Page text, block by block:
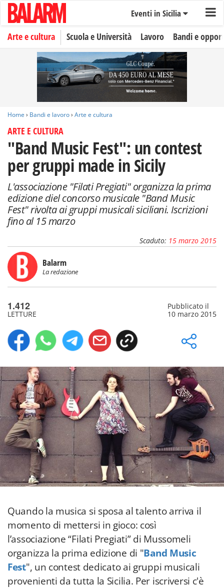
Eventi in Sicilia
Arte e cultura Scuola e Università Lavoro Bandi e
Home › Bandi e lavoro› Arte e cultura
ARTE E CULTURA
"Band Music Fest": un contest
per gruppi made in Sicily
L'associazione "Filati Pregiati" organizza la prima
edizione diel concorso musicale "Band Music
Fest" rivolta ai gruppi musicali siciliani. Iscrizioni
fino al 15 marzo
Scaduto: 15 marzo 2015
Balarm
La redazione
1.412
LETTURE
Pubblicato il
10 marzo 2015
Quando la musica si sposa al talento arriva il
momento di mettersi in gioco: così
l’associazione “Filati Pregiati” di Mussomeli
organizza la prima edizione di "Band Music
Fest", un contest dedicato ai gruppi musicali
provenienti da tutta la Sicilia. Per iscriversi c'è